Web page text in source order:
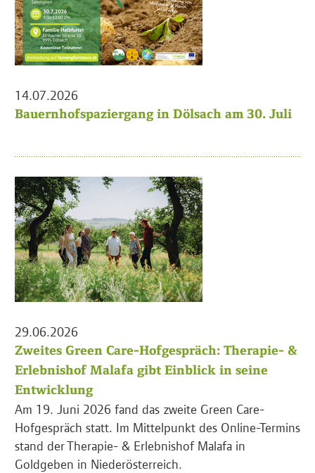
14.07.2026
Bauernhofspaziergang in Dölsach am 30. Juli
29.06.2026
Zweites Green Care-Hofgespräch: Therapie- &
Erlebnishof Malafa gibt Einblick in seine
Entwicklung
Am 19. Juni 2026 fand das zweite Green Care-
Hofgespräch statt. Im Mittelpunkt des Online-Termins
stand der Therapie- & Erlebnishof Malafa in
Goldgeben in Niederösterreich.